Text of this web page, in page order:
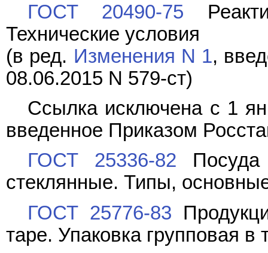
ГОСТ 20490-75
Технические условия
(в ред. Изменения N 1,
08.06.2015 N 579-ст)
Ссылка исключена с 1
введенное Приказом
ГОСТ 25336-82 Посуда
стеклянные. Типы,
ГОСТ 25776-83
таре. Упаковка групповая